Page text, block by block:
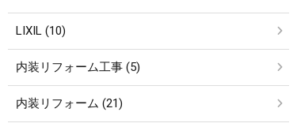
LIXIL (10)
内装リフォーム工事 (5)
内装リフォーム (21)